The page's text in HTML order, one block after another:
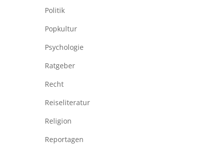
Politik
Popkultur
Psychologie
Ratgeber
Recht
Reiseliteratur
Religion
Reportagen